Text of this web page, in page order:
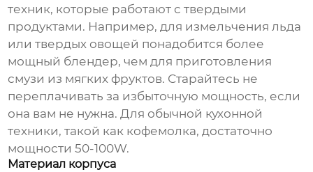
техник, которые работают с твердыми
продуктами. Например, для измельчения льда
или твердых овощей понадобится более
мощный блендер, чем для приготовления
смузи из мягких фруктов. Старайтесь не
переплачивать за избыточную мощность, если
она вам не нужна. Для обычной кухонной
техники, такой как кофемолка, достаточно
мощности 50-100W.
Материал корпуса